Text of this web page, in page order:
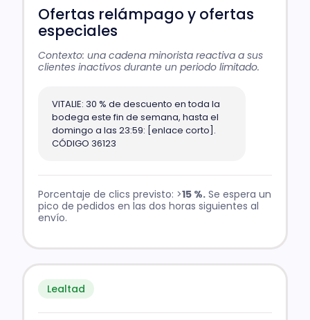
Ofertas relámpago y ofertas
especiales
Contexto: una cadena minorista reactiva a sus
clientes inactivos durante un periodo limitado.
VITALIE: 30 % de descuento en toda la
bodega este fin de semana, hasta el
domingo a las 23:59: [enlace corto].
CÓDIGO 36123
Porcentaje de clics previsto: >15 %. Se espera un
pico de pedidos en las dos horas siguientes al
envío.
Lealtad